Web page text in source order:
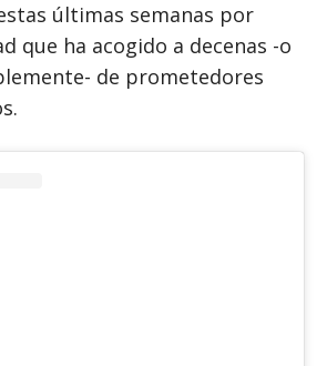
últimas semanas por
que ha acogido a decenas -o
de prometedores